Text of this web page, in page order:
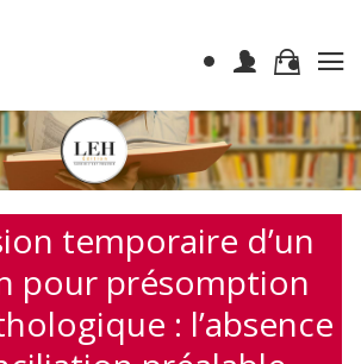
temporaire d’un
pour présomption
: l’absence